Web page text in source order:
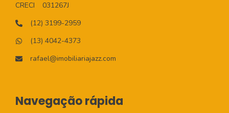
CRECI
031267J
(12) 3199-2959
(13) 4042-4373
rafael@imobiliariajazz.com
Navegação rápida